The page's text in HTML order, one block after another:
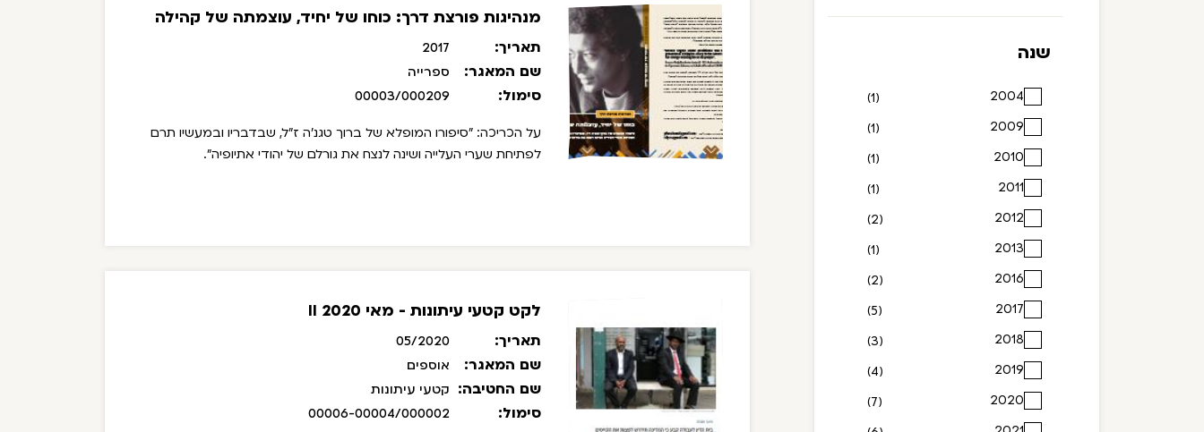
שנה
2004
(1)
2009
(1)
2010
(1)
2011
(1)
2012
(2)
2013
(1)
2016
(2)
2017
(5)
2018
(3)
2019
(4)
2020
(7)
מנהיגות פורצת דרך: כוחו של יחיד, עוצמתה של קהילה
תאריך: 2017
שם המאגר: ספרייה
סימול: 00003/000209
על הכריכה: "סיפורו המופלא של ברוך טגנ'ה ז"ל, שבדבריו ובמעשיו תרם
לפתיחת שערי העלייה ושינה לנצח את גורלם של יהודי אתיופיה".
לקט קטעי עיתונות - מאי 2020 II
תאריך: 05/2020
שם המאגר: אוספים
שם החטיבה: קטעי עיתונות
סימול: 00006-00004/000002